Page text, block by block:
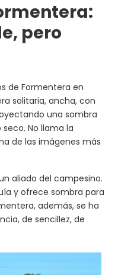
pero
de Formentera en
solitaria, ancha, con
una sombra
No llama la
de las imágenes más
aliado del campesino.
y ofrece sombra para
además, se ha
de sencillez, de